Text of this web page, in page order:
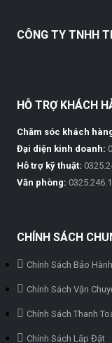
CÔNG TY TNHH
HỖ TRỢ KHÁCH
Chăm sóc khách
Đại diện kinh doanh:
Hỗ trợ kỹ thuật:
Văn phòng:
CHÍNH SÁCH
Chính Sách Bảo Hành
Chính Sách Vận
Chính Sách Thanh
Chính Sách Lắp Đặt